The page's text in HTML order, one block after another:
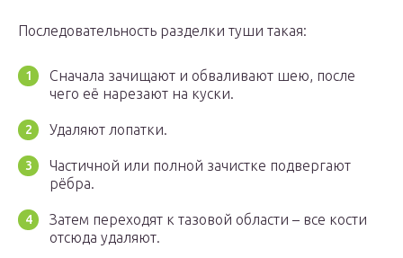
Последовательность разделки туши такая:
Сначала зачищают и обваливают шею, после
чего её нарезают на куски.
Удаляют лопатки.
Частичной или полной зачистке подвергают
рёбра.
Затем переходят к тазовой области – все кости
отсюда удаляют.